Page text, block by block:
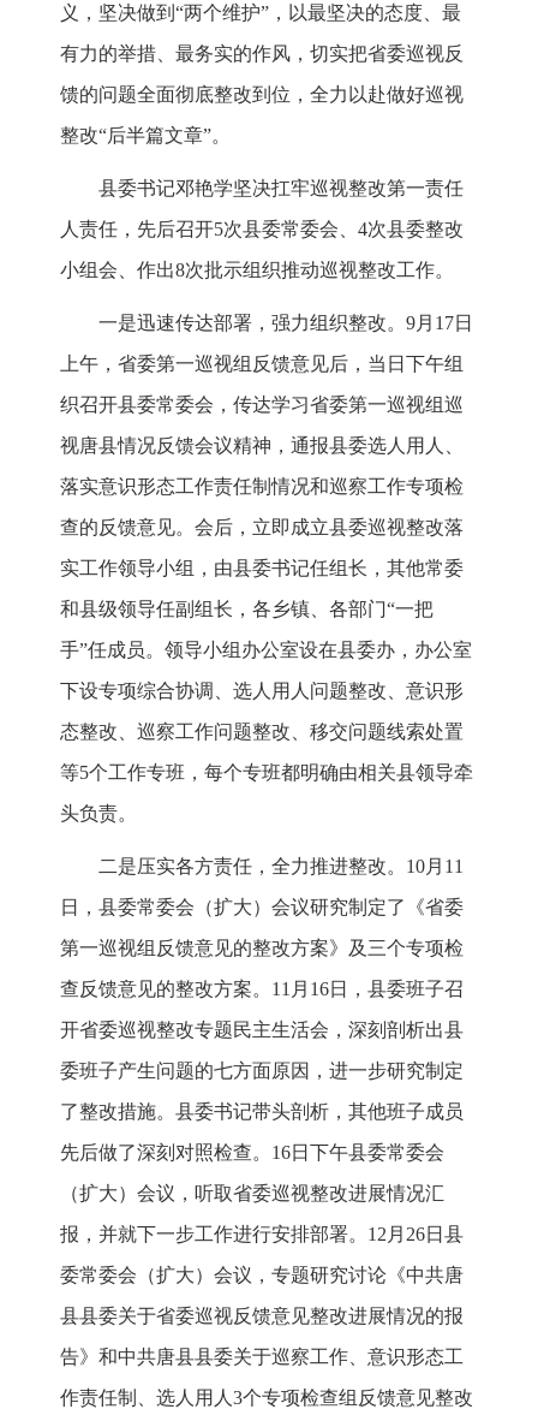
义，坚决做到“两个维护”，以最坚决的态度、最
有力的举措、最务实的作风，切实把省委巡视反
馈的问题全面彻底整改到位，全力以赴做好巡视
整改“后半篇文章”。
县委书记邓艳学坚决扛牢巡视整改第一责任
人责任，先后召开5次县委常委会、4次县委整改
小组会、作出8次批示组织推动巡视整改工作。
一是迅速传达部署，强力组织整改。9月17日
上午，省委第一巡视组反馈意见后，当日下午组
织召开县委常委会，传达学习省委第一巡视组巡
视唐县情况反馈会议精神，通报县委选人用人、
落实意识形态工作责任制情况和巡察工作专项检
查的反馈意见。会后，立即成立县委巡视整改落
实工作领导小组，由县委书记任组长，其他常委
和县级领导任副组长，各乡镇、各部门“一把
手”任成员。领导小组办公室设在县委办，办公室
下设专项综合协调、选人用人问题整改、意识形
态整改、巡察工作问题整改、移交问题线索处置
等5个工作专班，每个专班都明确由相关县领导牵
头负责。
二是压实各方责任，全力推进整改。10月11
日，县委常委会（扩大）会议研究制定了《省委
第一巡视组反馈意见的整改方案》及三个专项检
查反馈意见的整改方案。11月16日，县委班子召
开省委巡视整改专题民主生活会，深刻剖析出县
委班子产生问题的七方面原因，进一步研究制定
了整改措施。县委书记带头剖析，其他班子成员
先后做了深刻对照检查。16日下午县委常委会
（扩大）会议，听取省委巡视整改进展情况汇
报，并就下一步工作进行安排部署。12月26日县
委常委会（扩大）会议，专题研究讨论《中共唐
县县委关于省委巡视反馈意见整改进展情况的报
告》和中共唐县县委关于巡察工作、意识形态工
作责任制、选人用人3个专项检查组反馈意见整改